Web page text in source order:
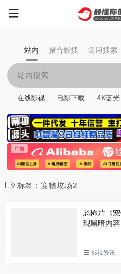
站内 聚合影搜 常用搜索
在线影视 电影下载 4K蓝光
标签：宠物坟场2
恐怖片《
现黑暗内容
影视资讯